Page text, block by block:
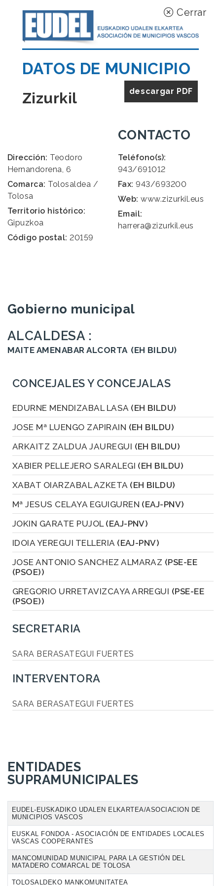
Cerrar
DATOS DE MUNICIPIO
descargar PDF
Zizurkil
Dirección: Teodoro
Hernandorena, 6
Comarca: Tolosaldea /
Tolosa
Territorio histórico:
Gipuzkoa
Código postal: 20159
CONTACTO
Teléfono(s):
943/691012
Fax: 943/693200
Web: www.zizurkil.eus
Email:
harrera@zizurkil.eus
Gobierno municipal
ALCALDESA :
MAITE AMENABAR ALCORTA (EH BILDU)
CONCEJALES Y CONCEJALAS
EDURNE MENDIZABAL LASA (EH BILDU)
JOSE Mª LUENGO ZAPIRAIN (EH BILDU)
ARKAITZ ZALDUA JAUREGUI (EH BILDU)
XABIER PELLEJERO SARALEGI (EH BILDU)
XABAT OIARZABAL AZKETA (EH BILDU)
Mª JESUS CELAYA EGUIGUREN (EAJ-PNV)
JOKIN GARATE PUJOL (EAJ-PNV)
IDOIA YEREGUI TELLERIA (EAJ-PNV)
JOSE ANTONIO SANCHEZ ALMARAZ (PSE-EE
(PSOE))
GREGORIO URRETAVIZCAYA ARREGUI (PSE-EE
(PSOE))
SECRETARIA
SARA BERASATEGUI FUERTES
INTERVENTORA
SARA BERASATEGUI FUERTES
ENTIDADES
SUPRAMUNICIPALES
EUDEL-EUSKADIKO UDALEN ELKARTEA/ASOCIACION DE
MUNICIPIOS VASCOS
EUSKAL FONDOA - ASOCIACIÓN DE ENTIDADES LOCALES
VASCAS COOPERANTES
MANCOMUNIDAD MUNICIPAL PARA LA GESTIÓN DEL
MATADERO COMARCAL DE TOLOSA
TOLOSALDEKO MANKOMUNITATEA